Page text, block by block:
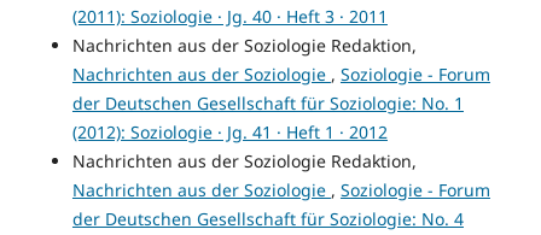
(2011): Soziologie · Jg. 40 · Heft 3 · 2011
Nachrichten aus der Soziologie Redaktion,
Nachrichten aus der Soziologie , Soziologie - Forum
der Deutschen Gesellschaft für Soziologie: No. 1
(2012): Soziologie · Jg. 41 · Heft 1 · 2012
Nachrichten aus der Soziologie Redaktion,
Nachrichten aus der Soziologie , Soziologie - Forum
der Deutschen Gesellschaft für Soziologie: No. 4